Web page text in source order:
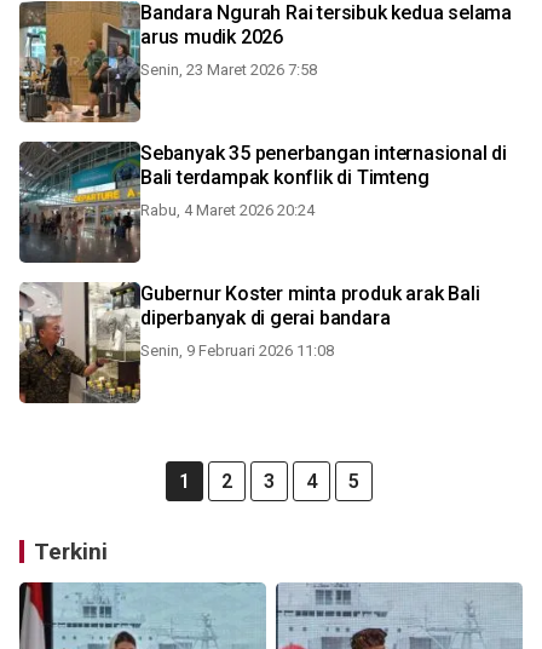
Bandara Ngurah Rai tersibuk kedua selama
arus mudik 2026
Senin, 23 Maret 2026 7:58
Sebanyak 35 penerbangan internasional di
Bali terdampak konflik di Timteng
Rabu, 4 Maret 2026 20:24
Gubernur Koster minta produk arak Bali
diperbanyak di gerai bandara
Senin, 9 Februari 2026 11:08
1 2 3 4 5
Terkini